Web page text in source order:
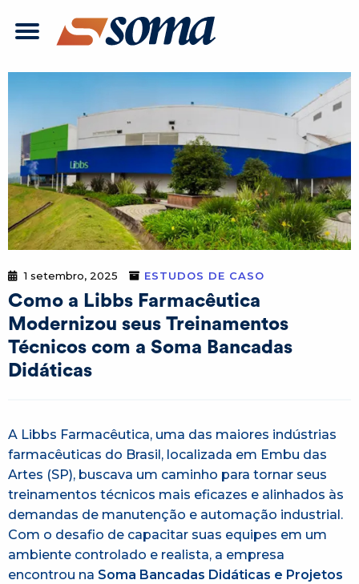
1 setembro, 2025 ESTUDOS DE CASO
Como a Libbs Farmacêutica
Modernizou seus Treinamentos
Técnicos com a Soma Bancadas
Didáticas
A Libbs Farmacêutica, uma das maiores indústrias
farmacêuticas do Brasil, localizada em Embu das
Artes (SP), buscava um caminho para tornar seus
treinamentos técnicos mais eficazes e alinhados às
demandas de manutenção e automação industrial.
Com o desafio de capacitar suas equipes em um
ambiente controlado e realista, a empresa
encontrou na Soma Bancadas Didáticas e Projetos